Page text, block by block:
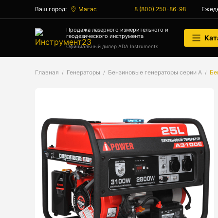
Ваш город: Магас 8 (800) 250-86-98
Продажа лазерного измерительного и
геодезического инструмента
Официальный дилер ADA Instruments
Главная Генераторы Бензиновые генераторы серии A
Аксессуары к геодезическим приборам
формы
Цифровой осциллограф
Генераторы
Аксессуары
Бензиновые генераторы серии A